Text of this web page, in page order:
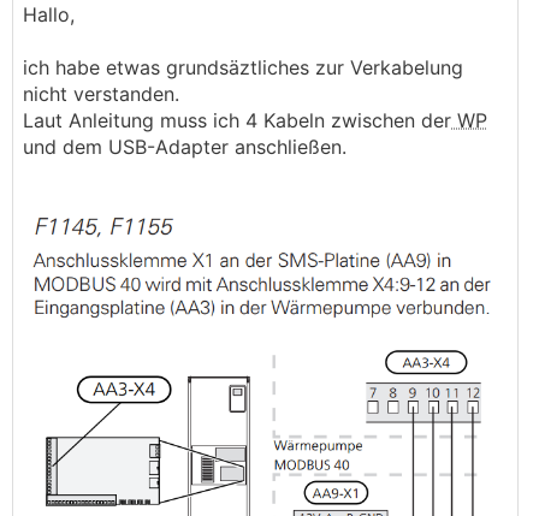
Hallo,
ich habe etwas grundsäztliches zur Verkabelung
nicht verstanden.
Laut Anleitung muss ich 4 Kabeln zwischen der WP
und dem USB-Adapter anschließen.